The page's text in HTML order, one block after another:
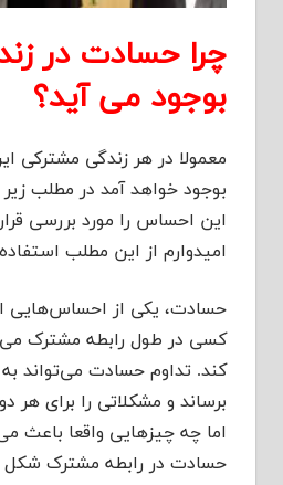
چرا حسادت در
بوجود می آید؟
معمولا در هر زندگی
بوجود خواهد آمد در مطلب
این احساس را مورد بررسی
امیدوارم از این مطلب استفاده
حسادت، یکی از احساس‌هایی
کسی در طول رابطه مشترک
کند. تداوم حسادت می‌تواند
برساند و مشکلاتی را برای هر
اما چه چیزهایی واقعا
حسادت در رابطه مشترک شکل